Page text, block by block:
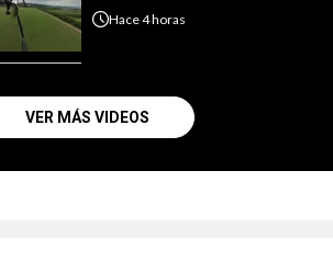
Hace4 horas
VER MÁS VIDEOS